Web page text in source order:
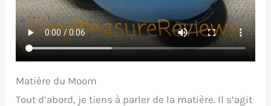
Matière du Moom
Tout d’abord, je tiens à parler de la matière. Il s’agit